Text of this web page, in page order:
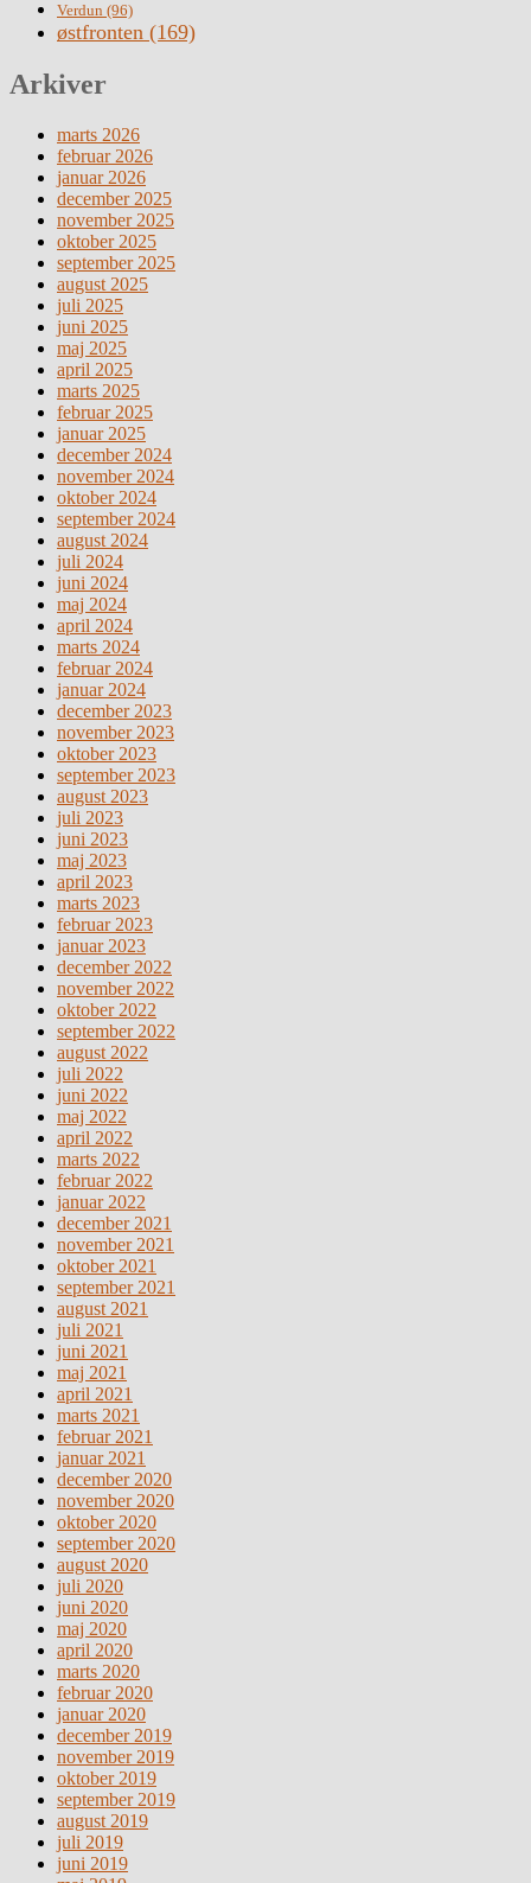
Verdun (96)
østfronten (169)
Arkiver
marts 2026
februar 2026
januar 2026
december 2025
november 2025
oktober 2025
september 2025
august 2025
juli 2025
juni 2025
maj 2025
april 2025
marts 2025
februar 2025
januar 2025
december 2024
november 2024
oktober 2024
september 2024
august 2024
juli 2024
juni 2024
maj 2024
april 2024
marts 2024
februar 2024
januar 2024
december 2023
november 2023
oktober 2023
september 2023
august 2023
juli 2023
juni 2023
maj 2023
april 2023
marts 2023
februar 2023
januar 2023
december 2022
november 2022
oktober 2022
september 2022
august 2022
juli 2022
juni 2022
maj 2022
april 2022
marts 2022
februar 2022
januar 2022
december 2021
november 2021
oktober 2021
september 2021
august 2021
juli 2021
juni 2021
maj 2021
april 2021
marts 2021
februar 2021
januar 2021
december 2020
november 2020
oktober 2020
september 2020
august 2020
juli 2020
juni 2020
maj 2020
april 2020
marts 2020
februar 2020
januar 2020
december 2019
november 2019
oktober 2019
september 2019
august 2019
juli 2019
juni 2019